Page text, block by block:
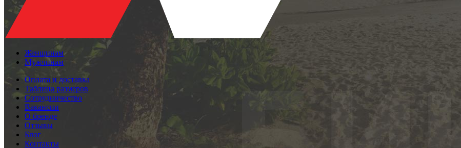
Женщинам
Мужчинам
Оплата и доставка
Таблица размеров
Сотрудничество
Вакансии
О бренде
Отзывы
Блог
Контакты